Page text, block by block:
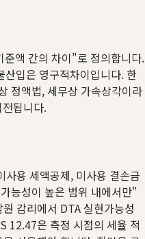
액 간의 차이"로 정의합니다.
입은 영구적차이입니다. 한
정액법, 세무상 가속상각이라
됩니다.
용 세액공제, 미사용 결손금
능성이 높은 범위 내에서만"
감리에서 DTA 실현가능성
12.47은 측정 시점의 세율 적